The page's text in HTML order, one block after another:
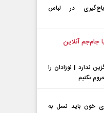
باج‌گیری در لباس
جام‌جم آنلاین
ندارد | نوزادان را
نکنیم
خون باید نسل به